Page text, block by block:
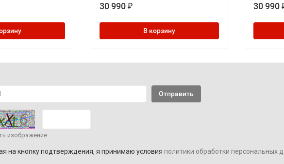
30 990 ₽
В корзину
30 990
изображение
на кнопку подтверждения, я принимаю условия политики обработки персональных